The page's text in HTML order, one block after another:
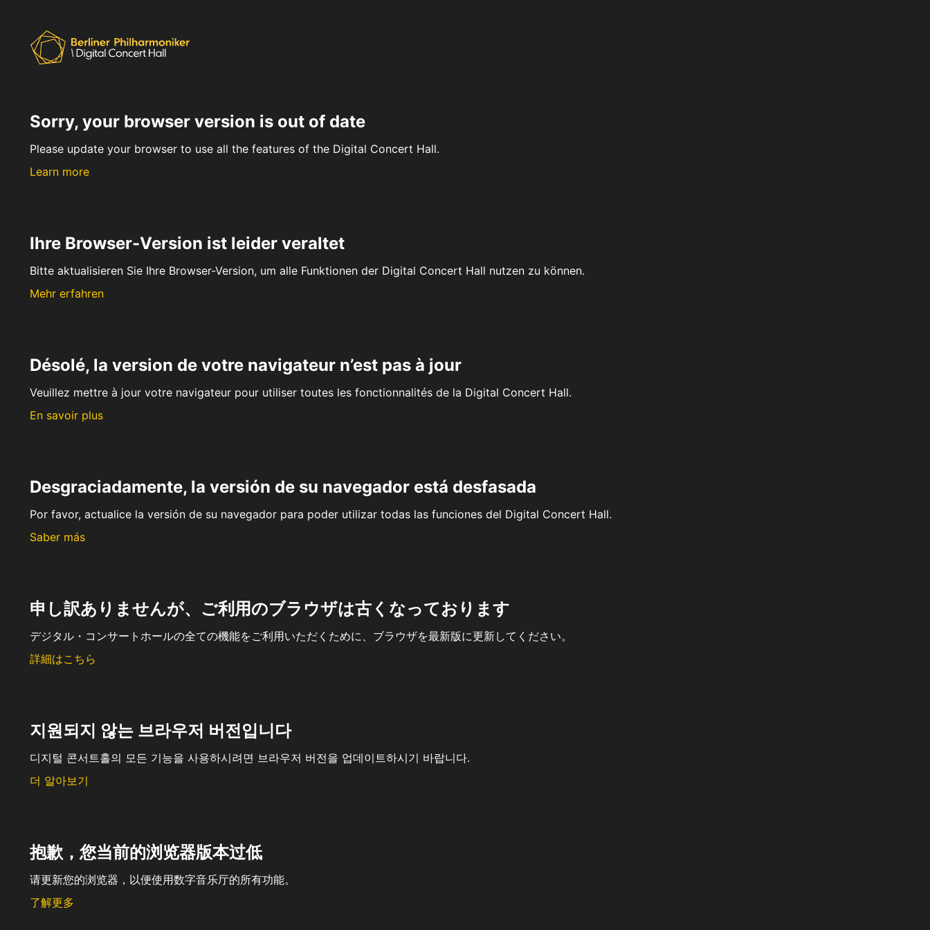
Sorry, your browser version is out of date
Please update your browser to use all the features of the Digital Concert Hall.
Learn more
Ihre Browser-Version ist leider veraltet
Bitte aktualisieren Sie Ihre Browser-Version, um alle Funktionen der Digital Concert Hall nutzen zu können.
Mehr erfahren
Désolé, la version de votre navigateur n’est pas à jour
Veuillez mettre à jour votre navigateur pour utiliser toutes les fonctionnalités de la Digital Concert Hall.
En savoir plus
Desgraciadamente, la versión de su navegador está desfasada
Por favor, actualice la versión de su navegador para poder utilizar todas las funciones del Digital Concert Hall.
Saber más
申し訳ありませんが、ご利用のブラウザは古くなっております
デジタル・コンサートホールの全ての機能をご利用いただくために、ブラウザを最新版に更新してください。
詳細はこちら
지원되지 않는 브라우저 버전입니다
디지털 콘서트홀의 모든 기능을 사용하시려면 브라우저 버전을 업데이트하시기 바랍니다.
더 알아보기
抱歉，您当前的浏览器版本过低
请更新您的浏览器，以便使用数字音乐厅的所有功能。
了解更多